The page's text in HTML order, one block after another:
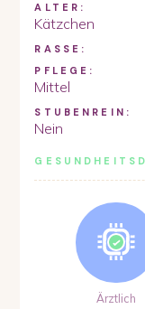
ALTER:
Kätzchen
RASSE:
PFLEGE:
Mittel
STUBENREIN:
Nein
Ärztlich